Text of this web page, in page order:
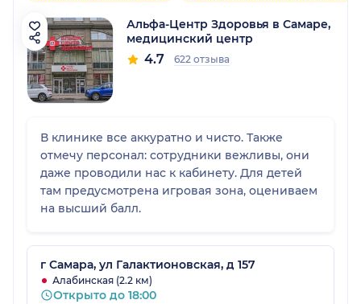
Альфа-Центр Здоровья в Самаре,
медицинский центр
4.7 622 отзыва
В клинике все аккуратно и чисто. Также
отмечу персонал: сотрудники вежливы, они
даже проводили нас к кабинету. Для детей
там предусмотрена игровая зона, оцениваем
на высший балл.
г Самара, ул Галактионовская, д 157
Алабинская (2.2 км)
Открыто до 18:00